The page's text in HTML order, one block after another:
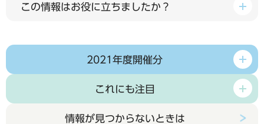
この情報はお役に立ちましたか？
2021年度開催分
これにも注目
情報が見つからないときは